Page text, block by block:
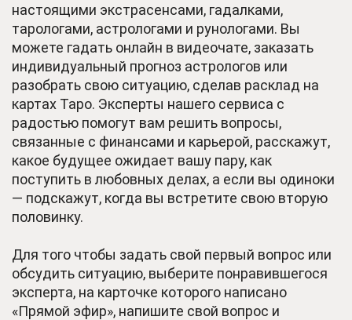
настоящими экстрасенсами, гадалками,
тарологами, астрологами и рунологами. Вы
можете гадать онлайн в видеочате, заказать
индивидуальный прогноз астрологов или
разобрать свою ситуацию, сделав расклад на
картах Таро. Эксперты нашего сервиса с
радостью помогут вам решить вопросы,
связанные с финансами и карьерой, расскажут,
какое будущее ожидает вашу пару, как
поступить в любовных делах, а если вы одиноки
— подскажут, когда вы встретите свою вторую
половинку.
Для того чтобы задать свой первый вопрос или
обсудить ситуацию, выберите понравившегося
эксперта, на карточке которого написано
«Прямой эфир», напишите свой вопрос и